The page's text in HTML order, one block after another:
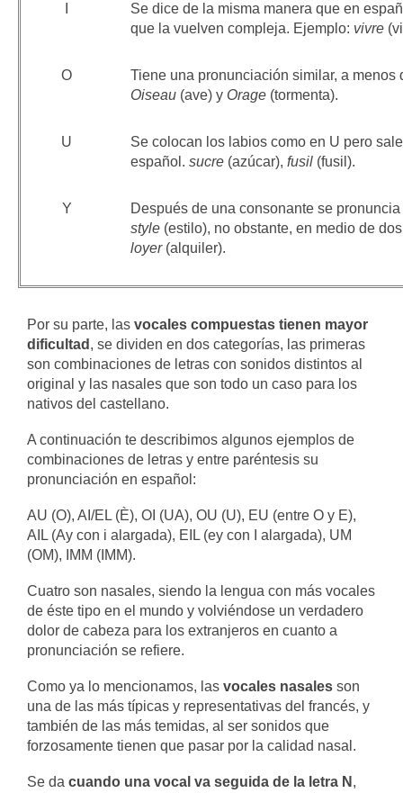
Se dice de la misma manera que en
que la vuelven compleja. Ejemplo: vivre
O
Tiene una pronunciación similar, a menos
Oiseau (ave) y Orage (tormenta).
U
Se colocan los labios como en U pero
español. sucre (azúcar), fusil (fusil).
Y
Después de una consonante se
style (estilo), no obstante, en medio de
loyer(alquiler).
Por su parte, las vocales compuestas tienen mayor
dificultad , se dividen en dos categorías, las primeras
son combinaciones de letras con sonidos distintos al
original y las nasales que son todo un caso para los
nativos del castellano.
A continuación te describimos algunos ejemplos de
combinaciones de letras y entre paréntesis su
pronunciación en español:
AU (O), AI/EL (È), OI (UA), OU (U), EU (entre O y E),
AIL (Ay con i alargada), EIL (ey con I alargada), UM
(OM), IMM (IMM).
Cuatro son nasales, siendo la lengua con más vocales
de éste tipo en el mundo y volviéndose un verdadero
dolor de cabeza para los extranjeros en cuanto a
pronunciación se refiere.
Como ya lo mencionamos, las vocales nasales son
una de las más típicas y representativas del francés, y
también de las más temidas, al ser sonidos que
forzosamente tienen que pasar por la calidad nasal.
Se da cuando una vocal va seguida de la letra N ,